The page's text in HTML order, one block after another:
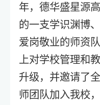
年，德华盛星源
的一支学识渊博
爱岗敬业的师资
上对学校管理和
升级，并邀请了
师团队加入我校